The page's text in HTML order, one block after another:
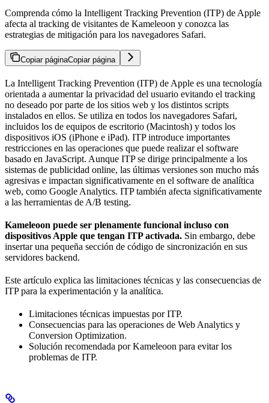
Comprenda cómo la Intelligent Tracking Prevention (ITP) de Apple
afecta al tracking de visitantes de Kameleoon y conozca las
estrategias de mitigación para los navegadores Safari.
Copiar páginaCopiar página
La Intelligent Tracking Prevention (ITP) de Apple es una tecnología
orientada a aumentar la privacidad del usuario evitando el tracking
no deseado por parte de los sitios web y los distintos scripts
instalados en ellos. Se utiliza en todos los navegadores Safari,
incluidos los de equipos de escritorio (Macintosh) y todos los
dispositivos iOS (iPhone e iPad). ITP introduce importantes
restricciones en las operaciones que puede realizar el software
basado en JavaScript. Aunque ITP se dirige principalmente a los
sistemas de publicidad online, las últimas versiones son mucho más
agresivas e impactan significativamente en el software de analítica
web, como Google Analytics. ITP también afecta significativamente
a las herramientas de A/B testing.
Kameleoon puede ser plenamente funcional incluso con
dispositivos Apple que tengan ITP activada. Sin embargo, debe
insertar una pequeña sección de código de sincronización en sus
servidores backend.
Este artículo explica las limitaciones técnicas y las consecuencias de
ITP para la experimentación y la analítica.
Limitaciones técnicas impuestas por ITP.
Consecuencias para las operaciones de Web Analytics y
Conversion Optimization.
Solución recomendada por Kameleoon para evitar los
problemas de ITP.